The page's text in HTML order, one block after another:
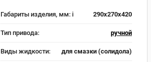
Габариты изделия, мм: i 290х270х420
Тип привода: ручной
Виды жидкости: для смазки (солидола)